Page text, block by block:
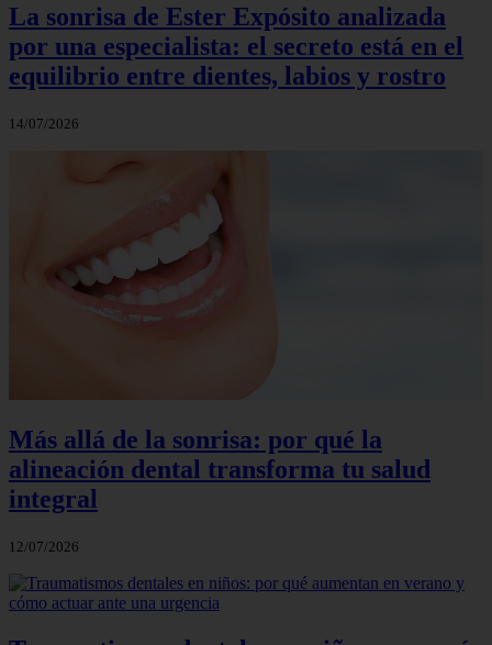
La sonrisa de Ester Expósito analizada
por una especialista: el secreto está en el
equilibrio entre dientes, labios y rostro
14/07/2026
Más allá de la sonrisa: por qué la
alineación dental transforma tu salud
integral
12/07/2026